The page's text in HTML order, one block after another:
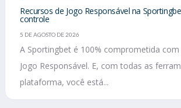
Recursos de Jogo Responsável na
controle
5 DE AGOSTO DE 2026
A Sportingbet é 100% comprometida
Jogo Responsável. E, com todas as
plataforma, você está...